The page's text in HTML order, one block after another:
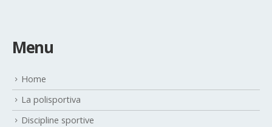
Menu
Home
La polisportiva
Discipline sportive